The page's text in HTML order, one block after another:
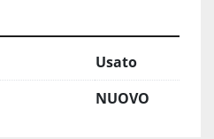
Usato
NUOVO